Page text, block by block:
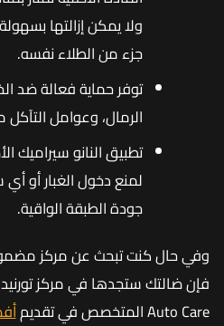
ولا يمكن إزالتها
جزء من الطلاء نفسه.
توفر حماية فعالة ضد
الرمال، وعوامل التآكل
تطبيق النانو سيراميك
لمنع دخول الغبار أو
جودة الطبقة الواقية.
وفي حال كنت تبحث عن مركز
Auto Care المتخصص في تقديم